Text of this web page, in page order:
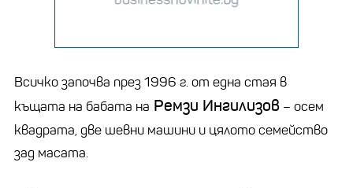
Всичко започва през 1996 г. от една стая в
къщата на бабата на Ремзи Ингилизов – осем
квадрата, две шевни машини и цялото семейство
зад масата.